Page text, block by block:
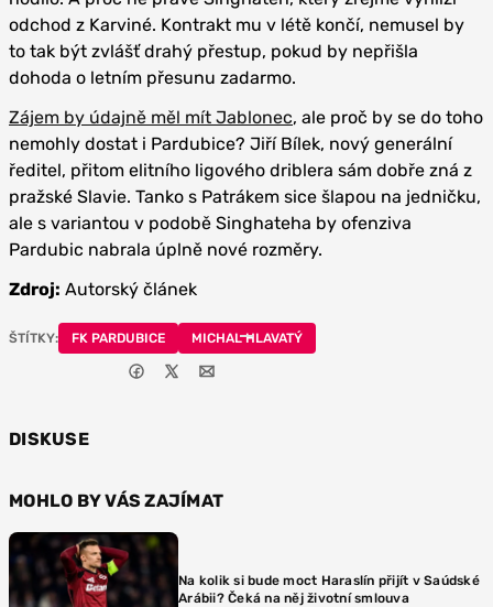
odchod z Karviné. Kontrakt mu v létě končí, nemusel by
to tak být zvlášť drahý přestup, pokud by nepřišla
dohoda o letním přesunu zadarmo.
Zájem by údajně měl mít Jablonec, ale proč by se do toho
nemohly dostat i Pardubice? Jiří Bílek, nový generální
ředitel, přitom elitního ligového driblera sám dobře zná z
pražské Slavie. Tanko s Patrákem sice šlapou na jedničku,
ale s variantou v podobě Singhateha by ofenziva
Pardubic nabrala úplně nové rozměry.
Zdroj: Autorský článek
ŠTÍTKY: FK PARDUBICE MICHAL HLAVATÝ
DISKUSE
MOHLO BY VÁS ZAJÍMAT
Na kolik si bude moct Haraslín přijít v Saúdské
Arábii? Čeká na něj životní smlouva